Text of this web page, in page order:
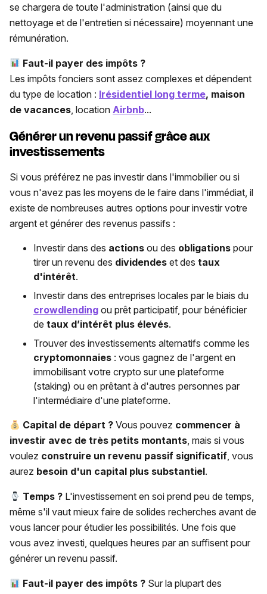
se chargera de toute l'administration (ainsi que du
nettoyage et de l'entretien si nécessaire) moyennant une
rémunération.
Faut-il payer des impôts ?
Les impôts fonciers sont assez complexes et dépendent
du type de location : Irésidentiel long terme, maison
de vacances , location Airbnb...
Générer un revenu passif grâce aux
investissements
Si vous préférez ne pas investir dans l'immobilier ou si
vous n'avez pas les moyens de le faire dans l'immédiat, il
existe de nombreuses autres options pour investir votre
argent et générer des revenus passifs :
Investir dans des actions ou des obligations pour
tirer un revenu des dividendes et des taux
d'intérêt.
Investir dans des entreprises locales par le biais du
crowdlending ou prêt participatif, pour bénéficier
de taux d’intérêt plus élevés.
Trouver des investissements alternatifs comme les
cryptomonnaies : vous gagnez de l'argent en
immobilisant votre crypto sur une plateforme
(staking) ou en prêtant à d'autres personnes par
l'intermédiaire d'une plateforme.
Capital de départ ? Vous pouvez commencer à
investir avec de très petits montants, mais si vous
voulez construire un revenu passif significatif, vous
aurez besoin d'un capital plus substantiel.
Temps ? L'investissement en soi prend peu de temps,
même s'il vaut mieux faire de solides recherches avant de
vous lancer pour étudier les possibilités. Une fois que
vous avez investi, quelques heures par an suffisent pour
générer un revenu passif.
Faut-il payer des impôts ? Sur la plupart des